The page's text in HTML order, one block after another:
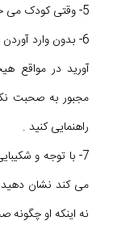
5- وقتی کودک می خواهد صحبت کند شهامت او را از بین نبرید .
6- بدون وارد
آورید در مواقع
مجبور به صحبت
راهنمایی کنید .
7- با توجه و
می کند نشان
نه اینکه او